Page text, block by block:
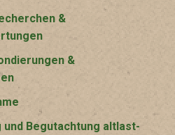
&
&
und Begutachtung altlast-